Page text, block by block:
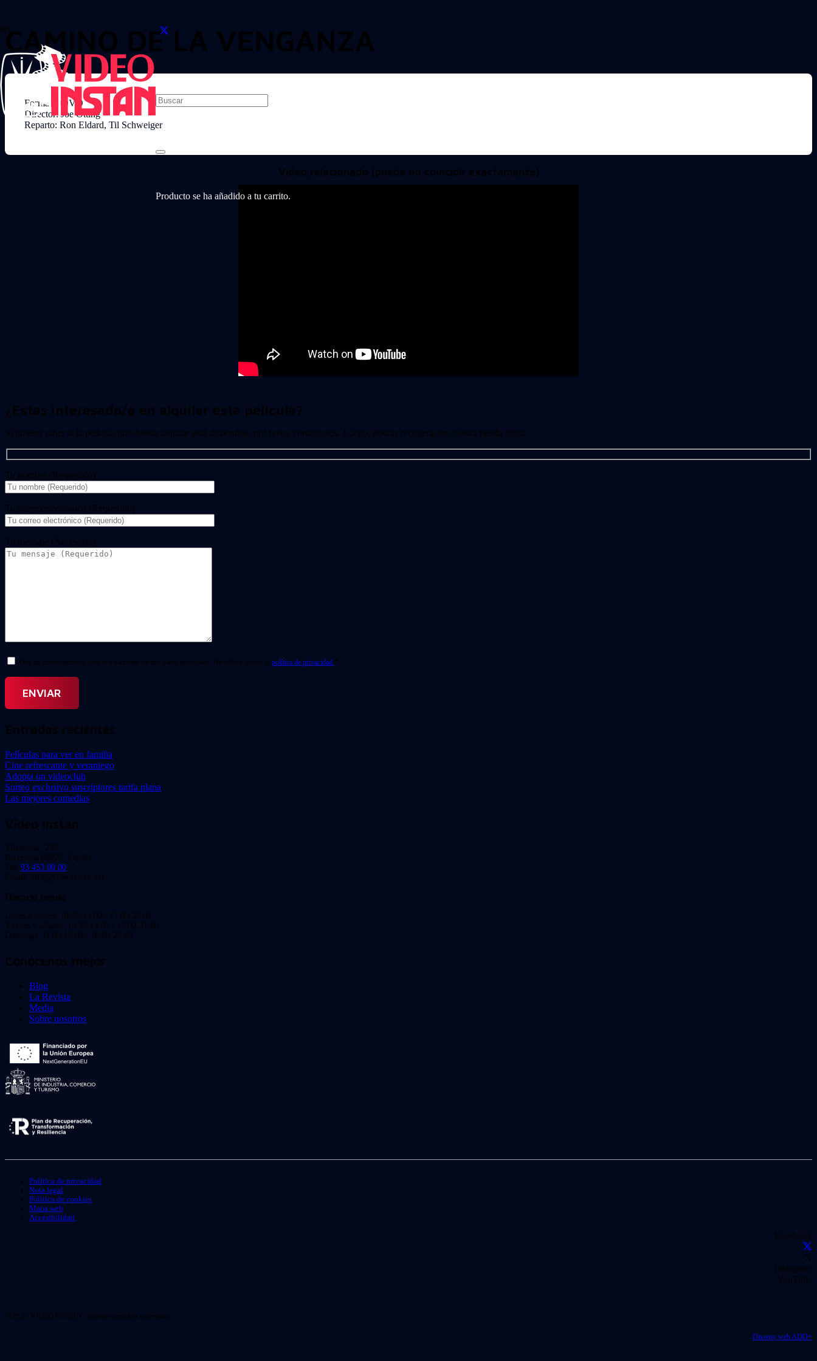
Producto se ha añadido a tu carrito.
CAMINO DE LA VENGANZA
Formato: DVD
Director: Joe Otting
Reparto: Ron Eldard, Til Schweiger
Video relacionado (puede no coincidir exactamente)
¿Estas interesado/a en alquilar esta película?
Si quieres saber si la película que deseas alquilar está disponible, por favor, contáctanos. Luego, podrás recogerla en nuestra tienda física.
Tu nombre (Requerido)
Tu correo electrónico (Requerido)
Tu mensaje (Necesario)
Doy mi consentimiento para el tratamiento de mis datos personales. He leído y acepto la política de privacidad. *
Entradas recientes
Películas para ver en familia
Cine refrescante y veraniego
Adopta un videoclub
Sorteo exclusivo suscriptores tarifa plana
Las mejores comedias
Video Instan
Viladomat, 239
Barcelona 08029. España.
Tel: 93 453 00 00
Email: info@videoinstan.net
Horario tienda
Lunes a jueves: 10:30-14:00 / 17:00-20:00
Viernes y sábado: 10:30-14:00 / 17:00-21:00
Domingo: 11:00-15:00 / 16:00-20:00
Conócenos mejor
Blog
La Revista
Media
Sobre nosotros
Política de privacidad
Nota legal
Política de cookies
Mapa web
Accesibilidad
Facebook
X
Instagram
YouTube
© 2026. VIDEO INSTAN. Todo los derechos reservados.
Disseny web ADD+